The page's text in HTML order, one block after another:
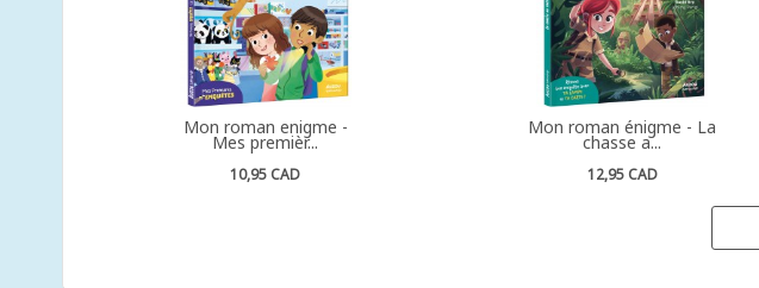
Mon roman enigme -
Mes premièr...
10,95 CAD
Mon roman énigme - La
chasse a...
12,95 CAD